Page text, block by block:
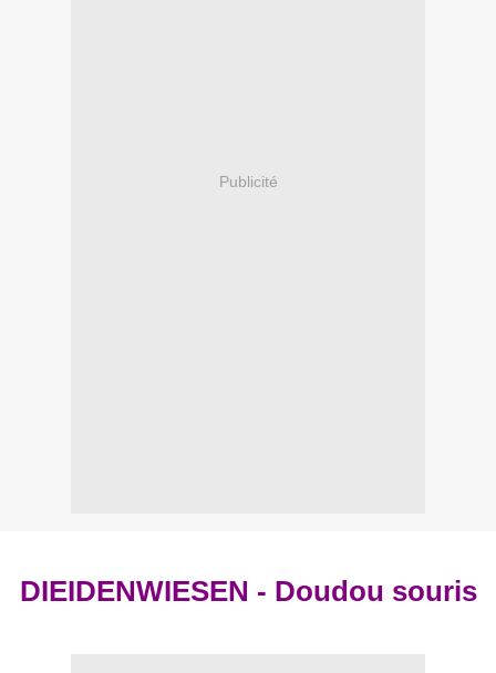
Publicité
DIEIDENWIESEN - Doudou souris